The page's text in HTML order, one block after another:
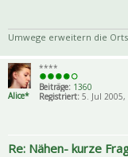
Umwege erweitern die
Alice*
****
Beiträge: 1360
Registriert:5. Jul 2005,
Re: Nähen- kurze